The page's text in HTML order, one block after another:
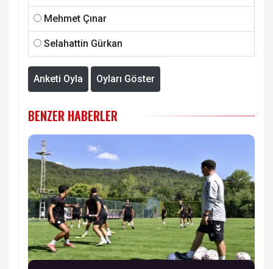
Mehmet Çınar
Selahattin Gürkan
Anketi Oyla Oyları Göster
BENZER HABERLER